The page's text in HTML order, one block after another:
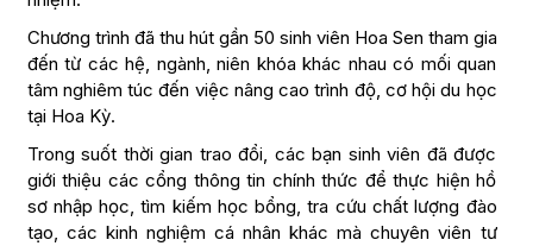
Chương trình đã thu hút gần 50 sinh viên Hoa Sen tham gia
đến từ các hệ, ngành, niên khóa khác nhau có mối quan
tâm nghiêm túc đến việc nâng cao trình độ, cơ hội du học
tại Hoa Kỳ.
Trong suốt thời gian trao đổi, các bạn sinh viên đã được
giới thiệu các cổng thông tin chính thức để thực hiện hồ
sơ nhập học, tìm kiếm học bổng, tra cứu chất lượng đào
tạo, các kinh nghiệm cá nhân khác mà chuyên viên tư